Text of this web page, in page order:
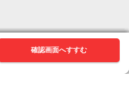
次へ進む
次へ進む
次へ進む
次へ進む
次へ進む
次へ進む
次へ進む
次へ進む
確認画面へすすむ